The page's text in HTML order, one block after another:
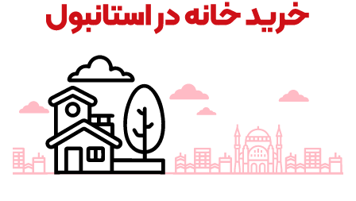
عضویت
بستن تبلیغ